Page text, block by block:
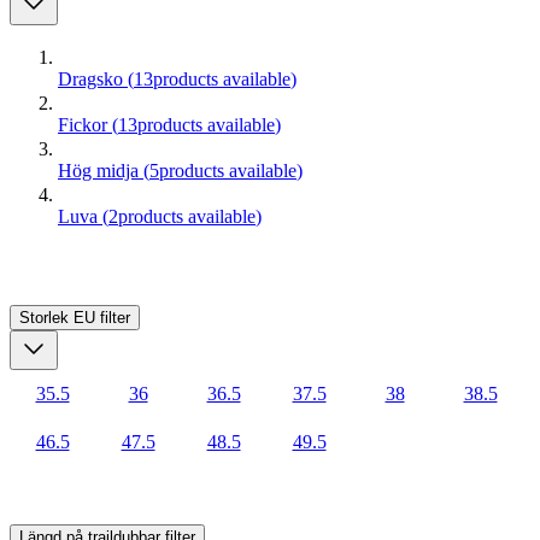
Dragsko (13products available)
Fickor (13products available)
Hög midja (5products available)
Luva (2products available)
Storlek EU filter
35.5 36 36.5 37.5 38 38.5
46.5 47.5 48.5 49.5